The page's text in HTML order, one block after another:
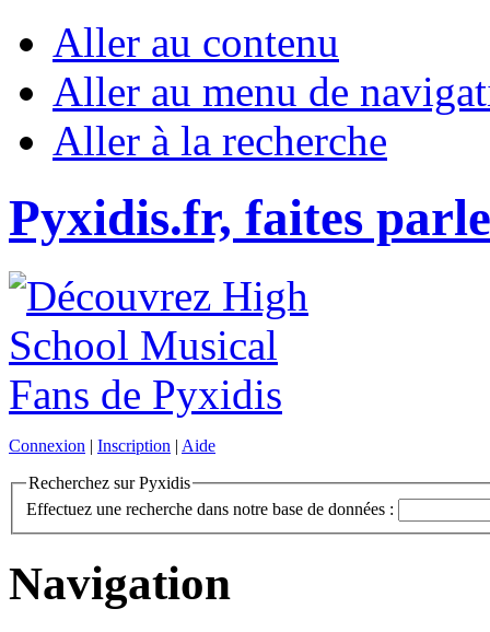
Aller au contenu
Aller au menu de
Aller à la recherche
Pyxidis.fr, faites
Connexion | Inscription | Aide
Recherchez sur Pyxidis
Effectuez une recherche dans notre base de données :
Navigation